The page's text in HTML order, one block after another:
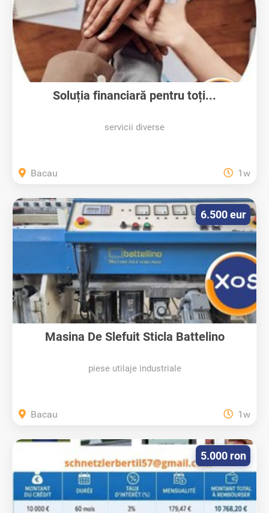
Soluția financiară pentru toți...
servicii diverse
Bacau 1w
Masina De Slefuit Sticla Battelino
piese utilaje industriale
6.500 eur
Bacau 1w
5.000 ron